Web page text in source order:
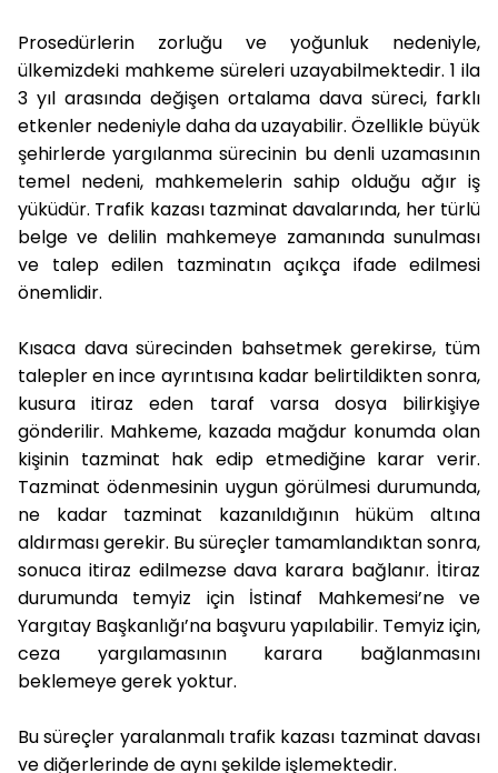
Prosedürlerin zorluğu ve yoğunluk nedeniyle,
ülkemizdeki mahkeme süreleri uzayabilmektedir. 1 ila
3 yıl arasında değişen ortalama dava süreci, farklı
etkenler nedeniyle daha da uzayabilir. Özellikle büyük
şehirlerde yargılanma sürecinin bu denli uzamasının
temel nedeni, mahkemelerin sahip olduğu ağır iş
yüküdür. Trafik kazası tazminat davalarında, her türlü
belge ve delilin mahkemeye zamanında sunulması
ve talep edilen tazminatın açıkça ifade edilmesi
önemlidir.
Kısaca dava sürecinden bahsetmek gerekirse, tüm
talepler en ince ayrıntısına kadar belirtildikten sonra,
kusura itiraz eden taraf varsa dosya bilirkişiye
gönderilir. Mahkeme, kazada mağdur konumda olan
kişinin tazminat hak edip etmediğine karar verir.
Tazminat ödenmesinin uygun görülmesi durumunda,
ne kadar tazminat kazanıldığının hüküm altına
aldırması gerekir. Bu süreçler tamamlandıktan sonra,
sonuca itiraz edilmezse dava karara bağlanır. İtiraz
durumunda temyiz için İstinaf Mahkemesi’ne ve
Yargıtay Başkanlığı’na başvuru yapılabilir. Temyiz için,
ceza yargılamasının karara bağlanmasını
beklemeye gerek yoktur.
Bu süreçler yaralanmalı trafik kazası tazminat davası
ve diğerlerinde de aynı şekilde işlemektedir.